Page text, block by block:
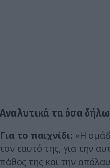
Αναλυτικά τα όσα
Για το παιχνίδι: «Η
τον εαυτό της, για την
πάθος της και την